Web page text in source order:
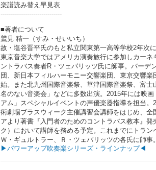
楽譜読み替え早見表
------------------------------
■著者について
鷲見 精一（すみ・せいいち）
故・塩谷晋平氏のもと私立関東第一高等学校2年次
東京音楽大学ではアメリカ演奏旅行に参加しカー
ントラバス奏者R・ツェパリッツ氏に師事。バーデ
団、新日本フィルハーモニー交響楽団、東京交響
始。また北九州国際音楽祭、草津国際音楽祭、富
名のない音楽会」などに多数出演。2015年には映
アム」スペシャルイベントの声優楽器指導を担当
術劇場ブラスウィーク主催講習会講師をはじめ、
アより著書『入門者のためのコントラバス教本』
ク）において講師を務める予定。これまでにトラ
Ｗ・ギュルトラー、Ｒ・ツェパリッツの各氏に師事。
▶パワーアップ吹奏楽シリーズ・ラインナップ◀